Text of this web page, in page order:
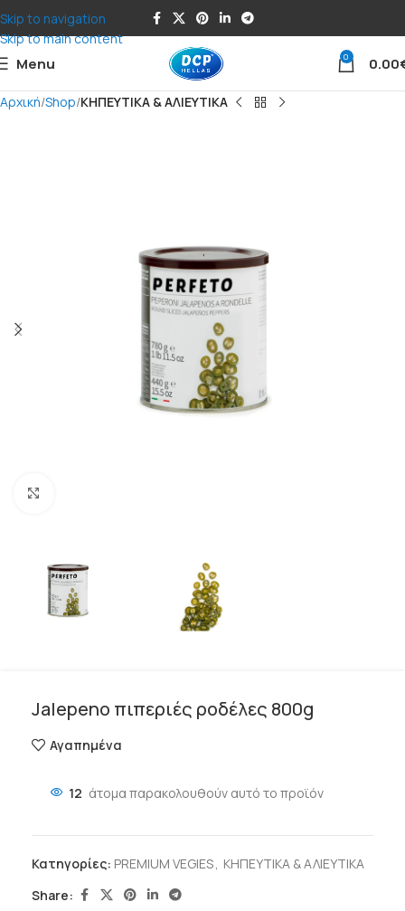
Skip to navigation
Skip to main content
Menu 0 0.00
Αρχική Shop ΚΗΠΕΥΤΙΚΑ & ΑΛΙΕΥΤΙΚΑ
Jalepeno πιπεριές ροδέλες 800g
Αγαπημένα
12 άτομα παρακολουθούν αυτό το προϊόν
Κατηγορίες: PREMIUM VEGIES, ΚΗΠΕΥΤΙΚΑ & ΑΛΙΕΥΤΙΚΑ
Share: